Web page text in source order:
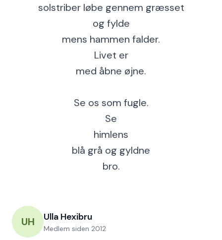
UH Ulla Hexibru
Medlem siden 2012
solstriber løbe gennem græsset
og fylde
mens hammen falder.
Livet er
med åbne øjne.
Se os som fugle.
Se
himlens
blå grå og gyldne
bro.